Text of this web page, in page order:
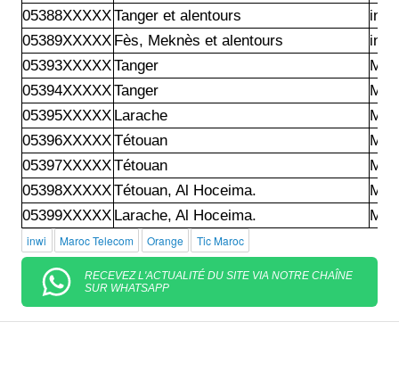
05388XXXXXTanger et alentours
inwi
05389XXXXX Fès, Meknès et alentours
inwi
05393XXXXXTanger
05394XXXXXTanger
05395XXXXX Larache
05396XXXXXTétouan
05397XXXXXTétouan
05398XXXXXTétouan, Al Hoceima.
05399XXXXX Larache, Al Hoceima.
inwi Maroc Telecom Orange Tic Maroc
RECEVEZ L'ACTUALITÉ DU SITE VIA NOTRE CHAÎNE
SUR WHATSAPP